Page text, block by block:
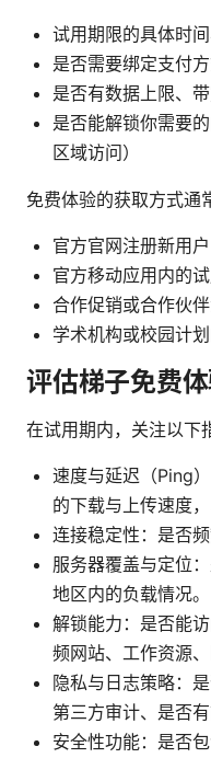
试用期限的具体时
是否需要绑定支付
是否有数据上限、
是否能解锁你需要
区域访问）
免费体验的获取方式通
官方官网注册新用户
官方移动应用内的
合作促销或合作伙
学术机构或校园计
评估梯子免费
在试用期内，关注以下
速度与延迟（Ping
的下载与上传速度，
连接稳定性：是否
服务器覆盖与定位
地区内的负载情况。
解锁能力：是否能
频网站、工作资源、
隐私与日志策略：
第三方审计、是否
安全性功能：是否